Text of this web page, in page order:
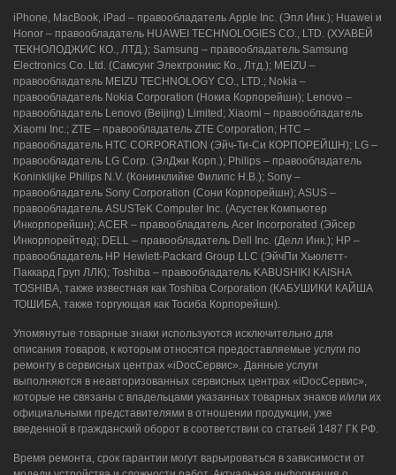
iPhone, MacBook, iPad – правообладатель Apple Inc. (Эпл Инк.); Huawei и
Honor – правообладатель HUAWEI TECHNOLOGIES CO., LTD. (ХУАВЕЙ
ТЕКНОЛОДЖИС КО., ЛТД.); Samsung – правообладатель Samsung
Electronics Co. Ltd. (Самсунг Электроникс Ко., Лтд.); MEIZU –
правообладатель MEIZU TECHNOLOGY CO., LTD.; Nokia –
правообладатель Nokia Corporation (Нокиа Корпорейшн); Lenovo –
правообладатель Lenovo (Beijing) Limited; Xiaomi – правообладатель
Xiaomi Inc.; ZTE – правообладатель ZTE Corporation; HTC –
правообладатель HTC CORPORATION (Эйч-Ти-Си КОРПОРЕЙШН); LG –
правообладатель LG Corp. (ЭлДжи Корп.); Philips – правообладатель
Koninklijke Philips N.V. (Конинклийке Филипс Н.В.); Sony –
правообладатель Sony Corporation (Сони Корпорейшн); ASUS –
правообладатель ASUSTeK Computer Inc. (Асустек Компьютер
Инкорпорейшн); ACER – правообладатель Acer Incorporated (Эйсер
Инкорпорейтед); DELL – правообладатель Dell Inc. (Делл Инк.); HP –
правообладатель HP Hewlett-Packard Group LLC (ЭйчПи Хьюлетт-
Паккард Груп ЛЛК); Toshiba – правообладатель KABUSHIKI KAISHA
TOSHIBA, также известная как Toshiba Corporation (КАБУШИКИ КАЙША
ТОШИБА, также торгующая как Тосиба Корпорейшн).
Упомянутые товарные знаки используются исключительно для
описания товаров, к которым относятся предоставляемые услуги по
ремонту в сервисных центрах «iDocСервис». Данные услуги
выполняются в неавторизованных сервисных центрах «iDocСервис»,
которые не связаны с владельцами указанных товарных знаков и/или их
официальными представителями в отношении продукции, уже
введенной в гражданский оборот в соответствии со статьей 1487 ГК РФ.
Время ремонта, срок гарантии могут варьироваться в зависимости от